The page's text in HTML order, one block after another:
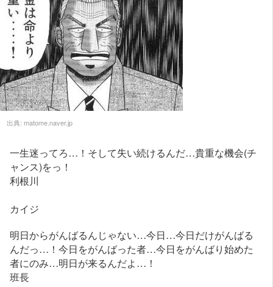
出典: matome.naver.jp
一生迷ってろ…！そして失い続けるんだ…貴重な機会(チ
ャンス)をっ！
利根川
カイジ
明日からがんばるんじゃない…今日…今日だけがんばる
んだっ…！今日をがんばった者…今日をがんばり始めた
者にのみ…明日が来るんだよ…！
班長